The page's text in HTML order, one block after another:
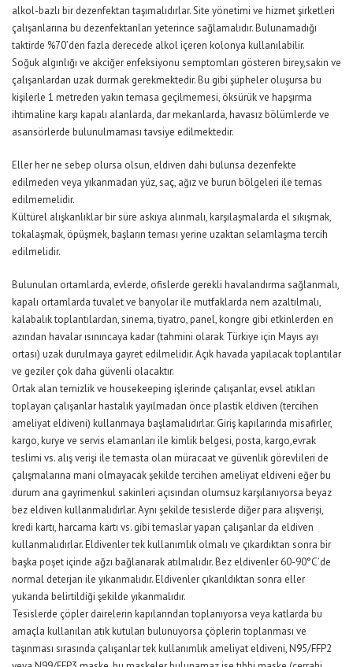
alkol-bazlı bir dezenfektan taşımalıdırlar. Site yönetimi ve hizmet şirketleri
çalışanlarına bu dezenfektanları yeterince sağlamalıdır. Bulunamadığı
taktirde %70’den fazla derecede alkol içeren kolonya kullanılabilir.
Soğuk algınlığı ve akciğer enfeksiyonu semptomları gösteren birey,sakin ve
çalışanlardan uzak durmak gerekmektedir. Bu gibi şüpheler oluşursa bu
kişilerle 1 metreden yakın temasa geçilmemesi, öksürük ve hapşırma
ihtimaline karşı kapalı alanlarda, dar mekanlarda, havasız bölümlerde ve
asansörlerde bulunulmaması tavsiye edilmektedir.
Eller her ne sebep olursa olsun, eldiven dahi bulunsa dezenfekte
edilmeden veya yıkanmadan yüz, saç, ağız ve burun bölgeleri ile temas
edilmemelidir.
Kültürel alışkanlıklar bir süre askıya alınmalı, karşılaşmalarda el sıkışmak,
tokalaşmak, öpüşmek, başların teması yerine uzaktan selamlaşma tercih
edilmelidir.
Bulunulan ortamlarda, evlerde, ofislerde gerekli havalandırma sağlanmalı,
kapalı ortamlarda tuvalet ve banyolar ile mutfaklarda nem azaltılmalı,
kalabalık toplantılardan, sinema, tiyatro, panel, kongre gibi etkinlerden en
azından havalar ısınıncaya kadar (tahmini olarak Türkiye için Mayıs ayı
ortası) uzak durulmaya gayret edilmelidir. Açık havada yapılacak toplantılar
ve geziler çok daha güvenli olacaktır.
Ortak alan temizlik ve housekeeping işlerinde çalışanlar, evsel atıkları
toplayan çalışanlar hastalık yayılmadan önce plastik eldiven (tercihen
ameliyat eldiveni) kullanmaya başlamalıdırlar. Giriş kapılarında misafirler,
kargo, kurye ve servis elamanları ile kimlik belgesi, posta, kargo,evrak
teslimi vs. alış verişi ile temasta olan müracaat ve güvenlik görevlileri de
çalışmalarına mani olmayacak şekilde tercihen ameliyat eldiveni eğer bu
durum ana gayrimenkul sakinleri açısından olumsuz karşılanıyorsa beyaz
bez eldiven kullanmalıdırlar. Aynı şekilde tesislerde diğer para alışverişi,
kredi kartı, harcama kartı vs. gibi temaslar yapan çalışanlar da eldiven
kullanmalıdırlar. Eldivenler tek kullanımlık olmalı ve çıkardıktan sonra bir
başka poşet içinde ağzı bağlanarak atılmalıdır. Bez eldivenler 60-90°C’de
normal deterjan ile yıkanmalıdır. Eldivenler çıkarıldıktan sonra eller
yukarıda belirtildiği şekilde yıkanmalıdır.
Tesislerde çöpler dairelerin kapılarından toplanıyorsa veya katlarda bu
amaçla kullanılan atık kutuları bulunuyorsa çöplerin toplanması ve
taşınması sırasında çalışanlar tek kullanımlık ameliyat eldiveni, N95/FFP2